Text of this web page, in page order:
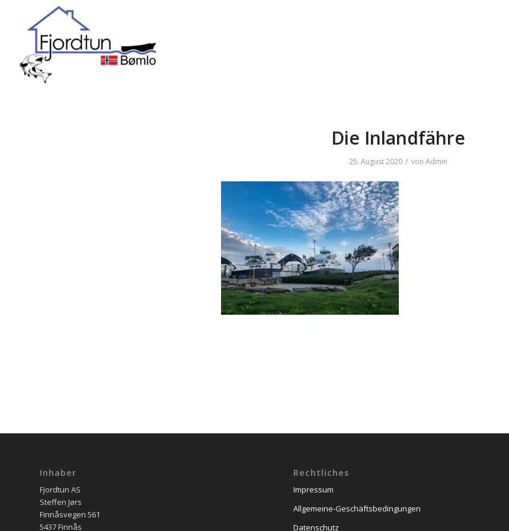
Die Inlandfähre
25. August 2020 / von Admin
Inhaber
Fjordtun AS
Steffen Jørs
Finnåsvegen 561
5437 Finnås
Rechtliches
Impressum
Allgemeine-Geschäftsbedingungen
Datenschutz